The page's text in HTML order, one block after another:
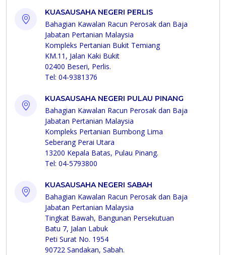
KUASAUSAHA NEGERI PERLIS
Bahagian Kawalan Racun Perosak dan Baja
Jabatan Pertanian Malaysia
Kompleks Pertanian Bukit Temiang
KM.11, Jalan Kaki Bukit
02400 Beseri, Perlis.
Tel: 04-9381376
KUASAUSAHA NEGERI PULAU PINANG
Bahagian Kawalan Racun Perosak dan Baja
Jabatan Pertanian Malaysia
Kompleks Pertanian Bumbong Lima
Seberang Perai Utara
13200 Kepala Batas, Pulau Pinang.
Tel: 04-5793800
KUASAUSAHA NEGERI SABAH
Bahagian Kawalan Racun Perosak dan Baja
Jabatan Pertanian Malaysia
Tingkat Bawah, Bangunan Persekutuan
Batu 7, Jalan Labuk
Peti Surat No. 1954
90722 Sandakan, Sabah.